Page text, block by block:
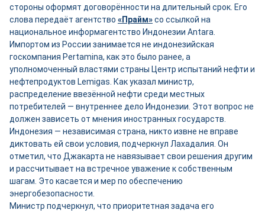
стороны оформят договорённости на длительный срок. Его
слова передаёт агентство «Прайм»со ссылкой на
национальное информагентство Индонезии Antara.
Импортом из России занимается не индонезийская
госкомпания Pertamina, как это было ранее, а
уполномоченный властями страны Центр испытаний нефти и
нефтепродуктов Lemigas. Как указал министр,
распределение ввезённой нефти среди местных
потребителей — внутреннее дело Индонезии. Этот вопрос не
должен зависеть от мнения иностранных государств.
Индонезия — независимая страна, никто извне не вправе
диктовать ей свои условия, подчеркнул Лахадалия. Он
отметил, что Джакарта не навязывает свои решения другим
и рассчитывает на встречное уважение к собственным
шагам. Это касается и мер по обеспечению
энергобезопасности.
Министр подчеркнул, что приоритетная задача его